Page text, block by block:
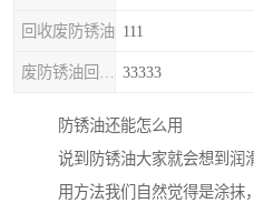
回收废防锈油 111
33333
防锈油还能怎么用
说到防锈油大家就会想到润
用方法我们自然觉得是涂抹